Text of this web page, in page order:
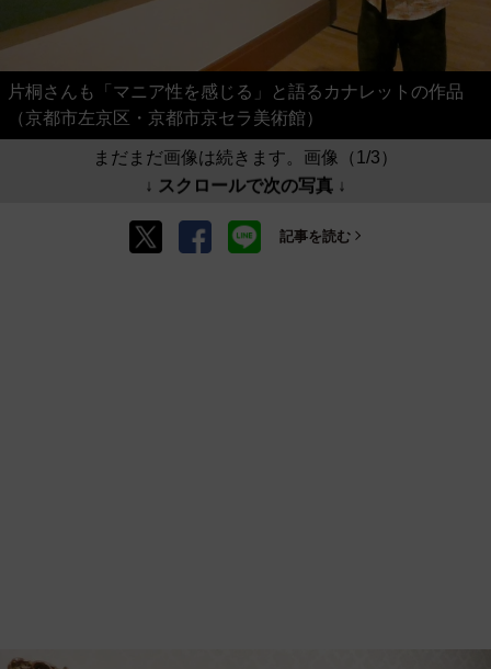
片桐さんも「マニア性を感じる」と語るカナレットの作品
（京都市左京区・京都市京セラ美術館）
まだまだ画像は続きます。画像（1/3）
↓ スクロールで次の写真 ↓
記事を読む